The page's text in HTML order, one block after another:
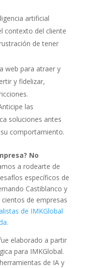
artificial
contexto del cliente
de tener
web para atraer y
y fidelizar,
las
soluciones antes
comportamiento.
No
a rodearte de
específicos de
Castiblanco y
cientos de empresas
de IMKGlobal
elaborado a partir
para IMKGlobal.
de IA y